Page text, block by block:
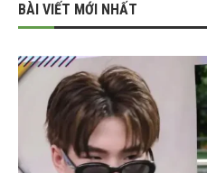
BÀI VIẾT MỚI NHẤT